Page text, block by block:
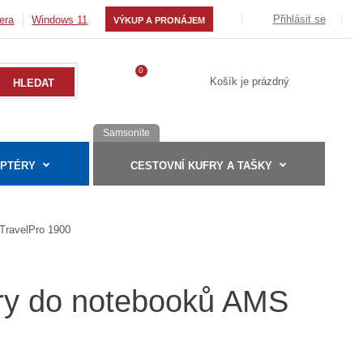
Windows 11 VÝKUP A PRONÁJEM Přihlásit se
0
Košík je prázdný
Samsonite
CESTOVNÍ KUFRY A TAŠKY
TravelPro 1900
do notebooků AMS